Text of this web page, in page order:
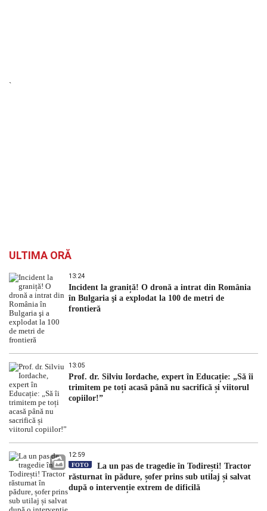
`
ULTIMA ORĂ
13:24
Incident la graniță! O dronă a intrat din România
în Bulgaria şi a explodat la 100 de metri de
frontieră
13:05
Prof. dr. Silviu Iordache, expert în Educație: „Să îi
trimitem pe toți acasă până nu sacrifică și viitorul
copiilor!”
12:59
FOTO
La un pas de tragedie în Todirești! Tractor
răsturnat în pădure, șofer prins sub utilaj și salvat
după o intervenție extrem de dificilă